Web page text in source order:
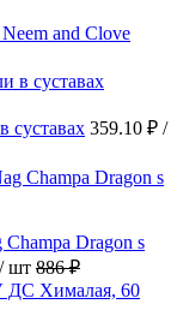
and Clove
суставах 359.10 ₽ /
Dragon s
/ шт 886 ₽